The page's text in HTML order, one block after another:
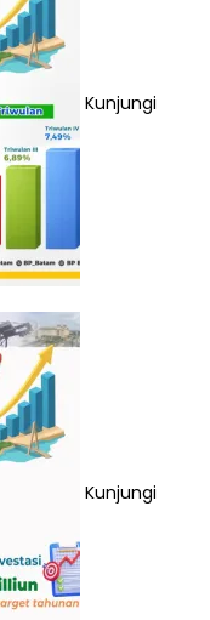
Kunjungi
Kunjungi